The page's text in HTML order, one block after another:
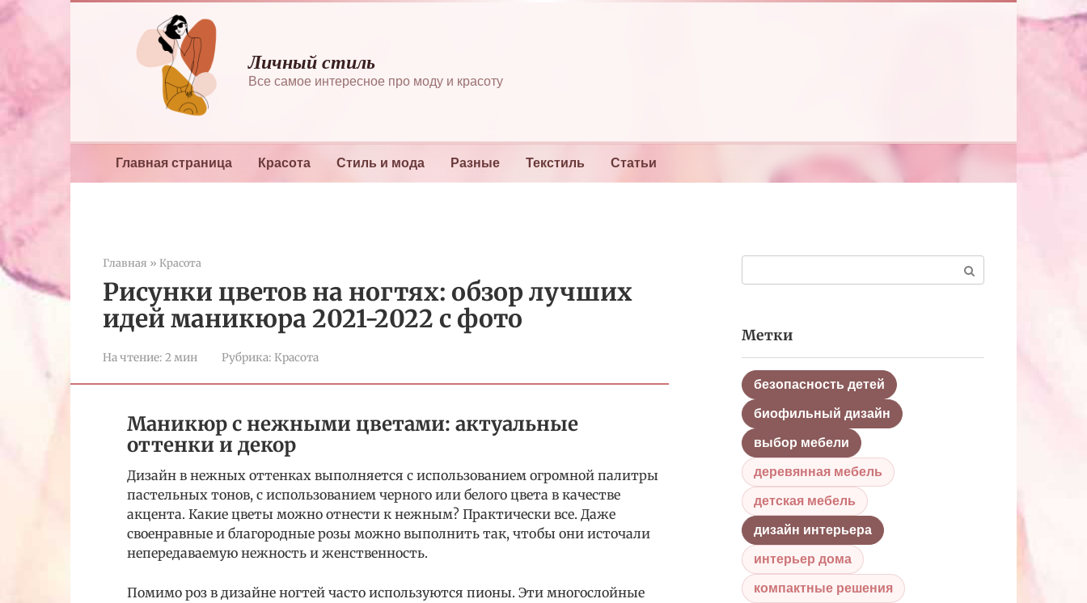
Перейти
к
Личный стиль
Все самое интересное про моду и красоту
Главная страница Красота Стиль и мода Разные Текстиль Статьи
Главная » Красота
Рисунки цветов на ногтях: обзор лучших
идей маникюра 2021-2022 с фото
На чтение: 2 мин Рубрика: Красота
Маникюр с нежными цветами: актуальные
оттенки и декор
Дизайн в нежных оттенках выполняется с использованием огромной палитры
пастельных тонов, с использованием черного или белого цвета в качестве
акцента. Какие цветы можно отнести к нежным? Практически все. Даже
своенравные и благородные розы можно выполнить так, чтобы они источали
непередаваемую нежность и женственность.
Помимо роз в дизайне ногтей часто используются пионы. Эти многослойные
Метки
безопасность детей
биофильный дизайн
выбор мебели
деревянная мебель
детская мебель
дизайн интерьера
интерьер дома
компактные решения